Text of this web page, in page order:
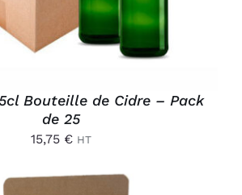
Bouteille de Cidre – Pack
de 25
15,75 € HT